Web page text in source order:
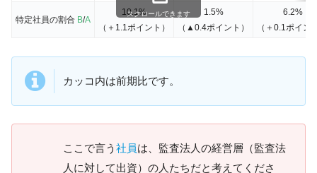
特定社員の割合 B/A
10.1%
（＋1.1ポイント）
1.5%
（▲0.4ポイント）
6.2%
（＋0.1ポイン
スクロールできます
カッコ内は前期比です。
ここで言う 社員は、監査法人の経営層（監査法
人に対して出資）の人たちだと考えてくださ